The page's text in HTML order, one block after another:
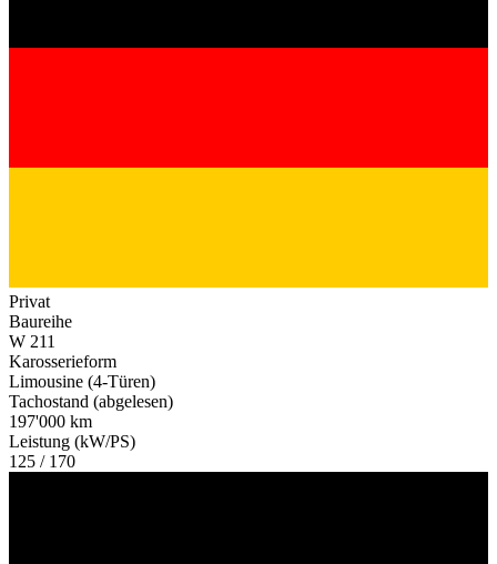
Privat
Baureihe
W 211
Karosserieform
Limousine (4-Türen)
Tachostand (abgelesen)
197'000 km
Leistung (kW/PS)
125 / 170